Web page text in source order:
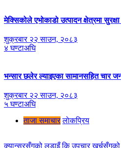
मेक्सिकोले एभोकाडो उत्पादन क्षेत्रमा
शुक्रबार २२ साउन, २०८३
४ घण्टाअघि
भन्सार छलेर ल्याइएका सामानसहित चार
शुक्रबार २२ साउन, २०८३
५ घण्टाअघि
ताजा समाचार लाेकप्रिय
क्यान्सरसँगको लडाइँ कि उपचार खर्चसँगको